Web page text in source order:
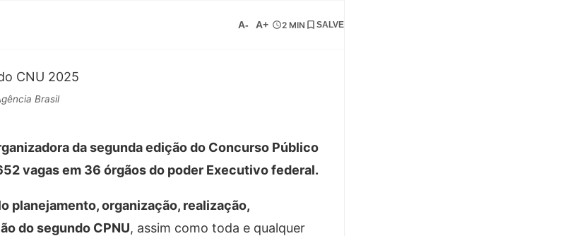
A- A+ 2 MIN SALVE
Brasil
da segunda edição do Concurso Público
vagas em 36 órgãos do poder Executivo federal.
planejamento, organização, realização,
do segundo CPNU, assim como toda e qualquer